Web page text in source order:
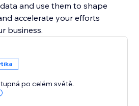
and use them to shape
accelerate your efforts
po celém světě.